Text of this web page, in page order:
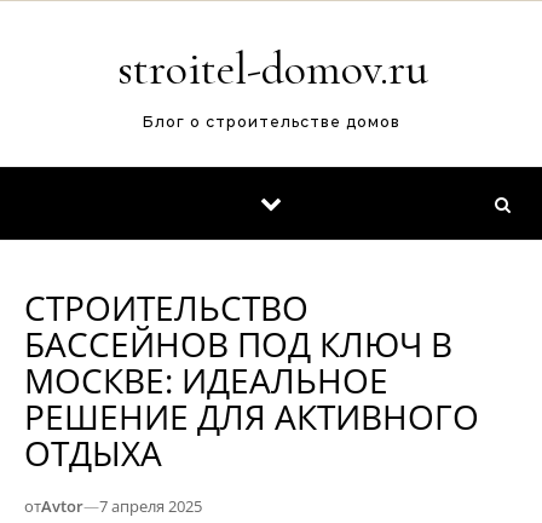
stroitel-domov.ru
Блог о строительстве домов
СТРОИТЕЛЬСТВО
БАССЕЙНОВ ПОД КЛЮЧ В
МОСКВЕ: ИДЕАЛЬНОЕ
РЕШЕНИЕ ДЛЯ АКТИВНОГО
ОТДЫХА
отAvtor—7 апреля 2025